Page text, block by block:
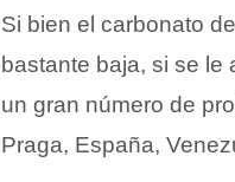
Si bien el carbonato
bastante baja, si se le
un gran número de
Praga, España,